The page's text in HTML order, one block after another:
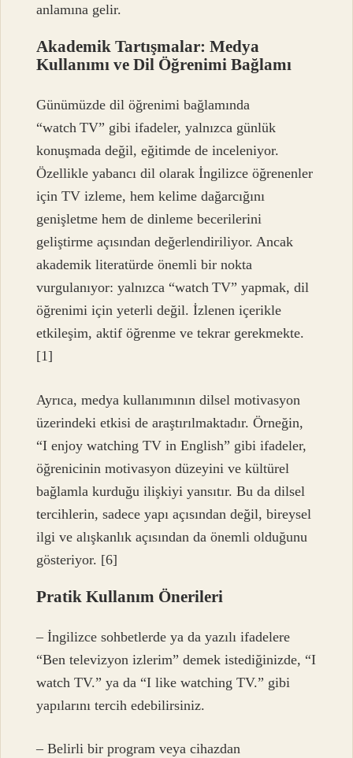
anlamına gelir.
Akademik Tartışmalar: Medya
Kullanımı ve Dil Öğrenimi Bağlamı
Günümüzde dil öğrenimi bağlamında
“watch TV” gibi ifadeler, yalnızca günlük
konuşmada değil, eğitimde de inceleniyor.
Özellikle yabancı dil olarak İngilizce öğrenenler
için TV izleme, hem kelime dağarcığını
genişletme hem de dinleme becerilerini
geliştirme açısından değerlendiriliyor. Ancak
akademik literatürde önemli bir nokta
vurgulanıyor: yalnızca “watch TV” yapmak, dil
öğrenimi için yeterli değil. İzlenen içerikle
etkileşim, aktif öğrenme ve tekrar gerekmekte.
[1]
Ayrıca, medya kullanımının dilsel motivasyon
üzerindeki etkisi de araştırılmaktadır. Örneğin,
“I enjoy watching TV in English” gibi ifadeler,
öğrenicinin motivasyon düzeyini ve kültürel
bağlamla kurduğu ilişkiyi yansıtır. Bu da dilsel
tercihlerin, sadece yapı açısından değil, bireysel
ilgi ve alışkanlık açısından da önemli olduğunu
gösteriyor. [6]
Pratik Kullanım Önerileri
– İngilizce sohbetlerde ya da yazılı ifadelere
“Ben televizyon izlerim” demek istediğinizde, “I
watch TV.” ya da “I like watching TV.” gibi
yapılarını tercih edebilirsiniz.
– Belirli bir program veya cihazdan